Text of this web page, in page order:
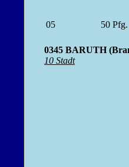
05 50 Pfg.
0345 BARUTH
10 Stadt